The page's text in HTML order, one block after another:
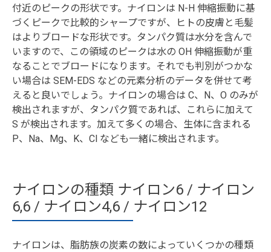
付近のピークの形状です。ナイロンは N-H 伸縮振動に基
づくピークで比較的シャープですが、ヒトの皮膚と毛髪
はよりブロードな形状です。タンパク質は水分を含んで
いますので、この領域のピークは水の OH 伸縮振動が重
なることでブロードになります。それでも判別がつかな
い場合は SEM-EDS などの元素分析のデータを併せて考
えると良いでしょう。ナイロンの場合は C、N、O のみが
検出されますが、タンパク質であれば、これらに加えて
S が検出されます。加えて多くの場合、生体に含まれる
P、Na、Mg、K、Cl なども一緒に検出されます。
ナイロンの種類 ナイロン6 / ナイロン
6,6 / ナイロン4,6 / ナイロン12
ナイロンは、脂肪族の炭素の数によっていくつかの種類